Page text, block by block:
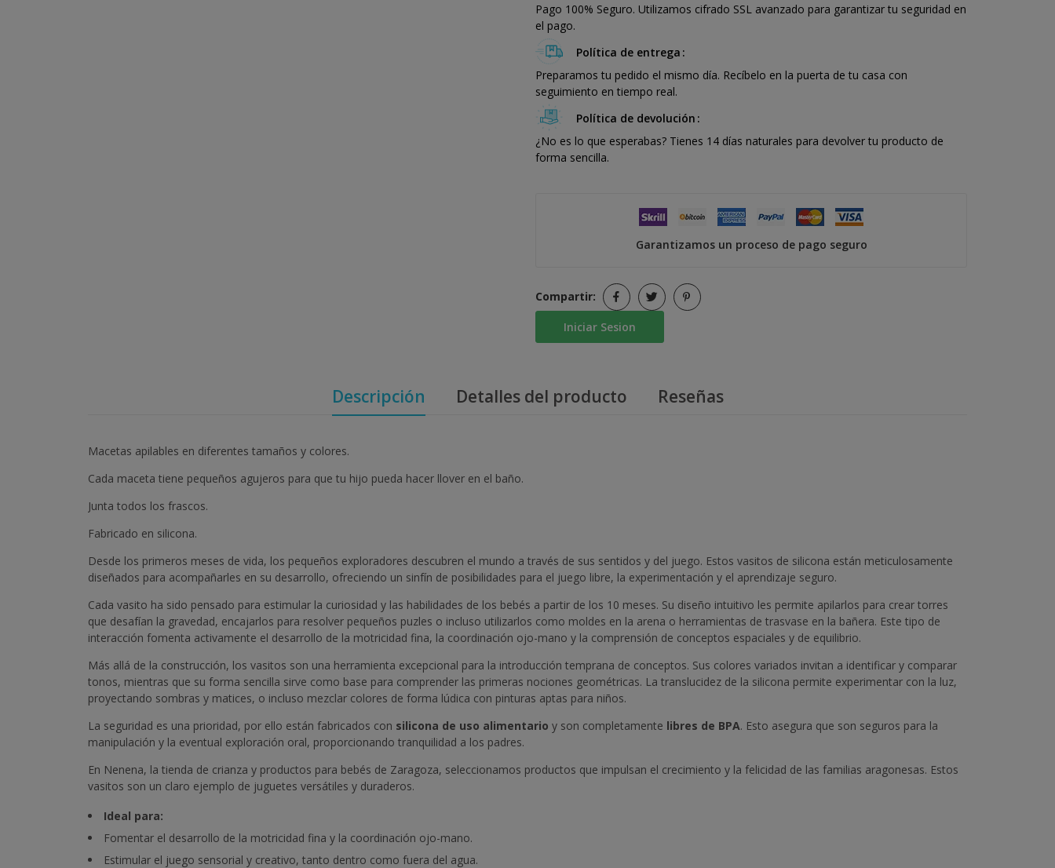
Pago 100% Seguro. Utilizamos cifrado SSL avanzado para garantizar tu seguridad en
el pago.
Política de entrega
Preparamos tu pedido el mismo día. Recíbelo en la puerta de tu casa con
seguimiento en tiempo real.
Política de devolución
¿No es lo que esperabas? Tienes 14 días naturales para devolver tu producto de
forma sencilla.
Garantizamos un proceso de pago seguro
Compartir:
Iniciar Sesion
Descripción Detalles del producto Reseñas
Macetas apilables en diferentes tamaños y colores.
Cada maceta tiene pequeños agujeros para que tu hijo pueda hacer llover en el baño.
Junta todos los frascos.
Fabricado en silicona.
Desde los primeros meses de vida, los pequeños exploradores descubren el mundo a través de sus sentidos y del juego. Estos vasitos de silicona están meticulosamente
diseñados para acompañarles en su desarrollo, ofreciendo un sinfín de posibilidades para el juego libre, la experimentación y el aprendizaje seguro.
Cada vasito ha sido pensado para estimular la curiosidad y las habilidades de los bebés a partir de los 10 meses. Su diseño intuitivo les permite apilarlos para crear torres
que desafían la gravedad, encajarlos para resolver pequeños puzles o incluso utilizarlos como moldes en la arena o herramientas de trasvase en la bañera. Este tipo de
interacción fomenta activamente el desarrollo de la motricidad fina, la coordinación ojo-mano y la comprensión de conceptos espaciales y de equilibrio.
Más allá de la construcción, los vasitos son una herramienta excepcional para la introducción temprana de conceptos. Sus colores variados invitan a identificar y comparar
tonos, mientras que su forma sencilla sirve como base para comprender las primeras nociones geométricas. La translucidez de la silicona permite experimentar con la luz,
proyectando sombras y matices, o incluso mezclar colores de forma lúdica con pinturas aptas para niños.
La seguridad es una prioridad, por ello están fabricados con silicona de uso alimentario y son completamente libres de BPA. Esto asegura que son seguros para la
manipulación y la eventual exploración oral, proporcionando tranquilidad a los padres.
En Nenena, la tienda de crianza y productos para bebés de Zaragoza, seleccionamos productos que impulsan el crecimiento y la felicidad de las familias aragonesas. Estos
vasitos son un claro ejemplo de juguetes versátiles y duraderos.
Ideal para:
Fomentar el desarrollo de la motricidad fina y la coordinación ojo-mano.
Estimular el juego sensorial y creativo, tanto dentro como fuera del agua.